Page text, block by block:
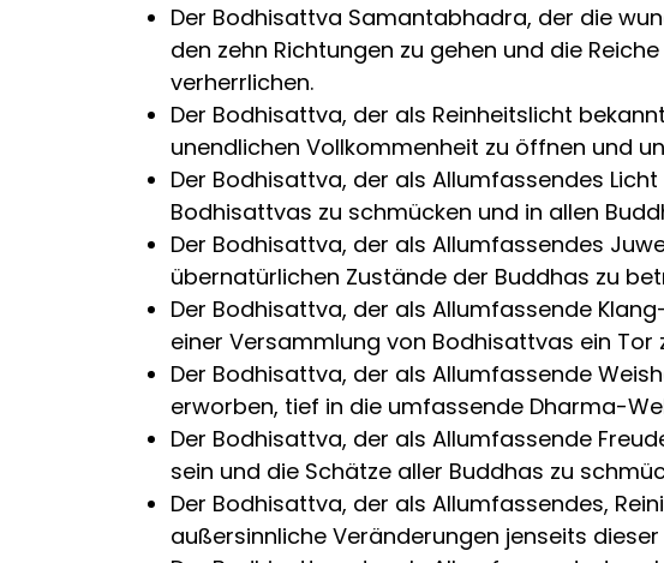
Der Bodhisattva Samantabhadra, der die
den zehn Richtungen zu gehen und die
verherrlichen.
Der Bodhisattva, der als Reinheitslicht
unendlichen Vollkommenheit zu öffnen und
Der Bodhisattva, der als Allumfassendes
Bodhisattvas zu schmücken und in allen
Der Bodhisattva, der als Allumfassendes
übernatürlichen Zustände der Buddhas zu
Der Bodhisattva, der als Allumfassende
einer Versammlung von Bodhisattvas ein
Der Bodhisattva, der als Allumfassende
erworben, tief in die umfassende Dharma-
Der Bodhisattva, der als Allumfassende
sein und die Schätze aller Buddhas zu
Der Bodhisattva, der als Allumfassendes,
außersinnliche Veränderungen jenseits